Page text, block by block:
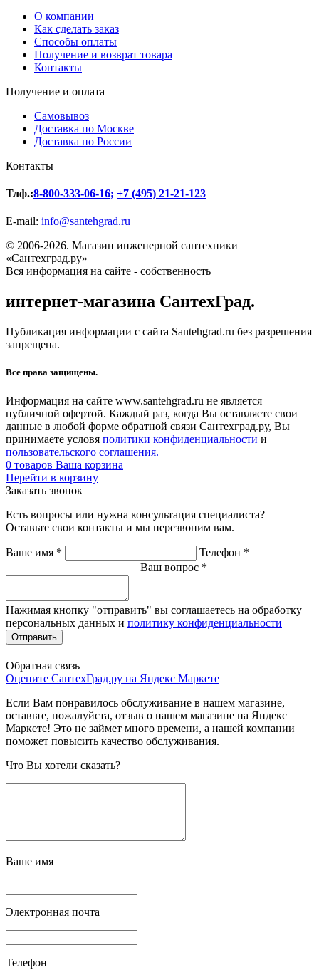
О компании
Как сделать заказ
Способы оплаты
Получение и возврат товара
Контакты
Получение и оплата
Самовывоз
Доставка по Москве
Доставка по России
Контакты
Тлф.:8-800-333-06-16; +7 (495) 21-21-123
E-mail: info@santehgrad.ru
© 2006-2026. Магазин инженерной сантехники
«Сантехград.ру»
Вся информация на сайте - собственность
интернет-магазина СантехГрад.
Публикация информации с сайта Santehgrad.ru без разрешения
запрещена.
Все права защищены.
Информация на сайте www.santehgrad.ru не является
публичной офертой. Каждый раз, когда Вы оставляете свои
данные в любой форме обратной связи Сантехград.ру, Вы
принимаете условя политики конфиденциальности и
пользовательского соглашения.
0 товаров Ваша корзина
Перейти в корзину
Заказать звонок
Есть вопросы или нужна консультация специалиста?
Оставьте свои контакты и мы перезвоним вам.
Ваше имя * Телефон *
Ваш вопрос *
Нажимая кнопку "отправить" вы соглашаетесь на обработку
персональных данных и политику конфиденциальности
Обратная связь
Оцените СантехГрад.ру на Яндекс Маркете
Если Вам понравилось обслуживание в нашем магазине,
оставьте, пожалуйста, отзыв о нашем магазине на Яндекс
Маркете! Это не займет много времени, а нашей компании
поможет повысить качество обслуживания.
Что Вы хотели сказать?
Ваше имя
Электронная почта
Телефон